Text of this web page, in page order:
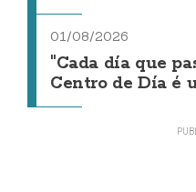
01/08/2026
"Cada día que
Centro de Día é